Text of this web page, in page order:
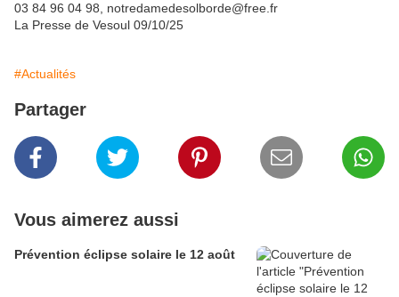
03 84 96 04 98, notredamedesolborde@free.fr
La Presse de Vesoul 09/10/25
#Actualités
Partager
Vous aimerez aussi
Prévention éclipse solaire le 12 août